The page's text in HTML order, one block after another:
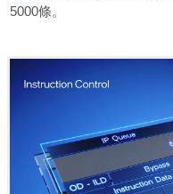
5000條。